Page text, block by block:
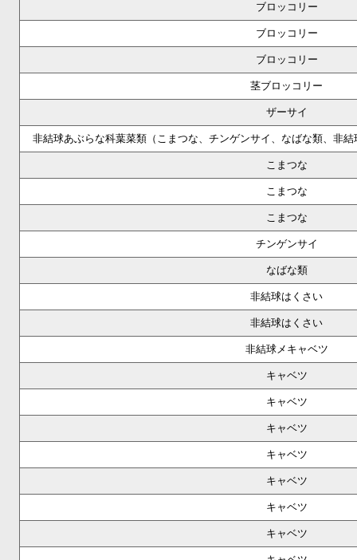
ブロッコリー
ブロッコリー
ブロッコリー
茎ブロッコリー
ザーサイ
非結球あぶらな科葉菜類（こまつな、チンゲンサイ、なばな類、非
こまつな
こまつな
こまつな
チンゲンサイ
なばな類
非結球はくさい
非結球はくさい
非結球メキャベツ
キャベツ
キャベツ
キャベツ
キャベツ
キャベツ
キャベツ
キャベツ